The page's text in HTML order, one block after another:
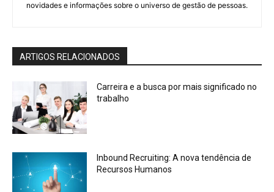
novidades e informações sobre o universo de gestão de pessoas.
ARTIGOS RELACIONADOS
Carreira e a busca por mais significado no
trabalho
Inbound Recruiting: A nova tendência de
Recursos Humanos